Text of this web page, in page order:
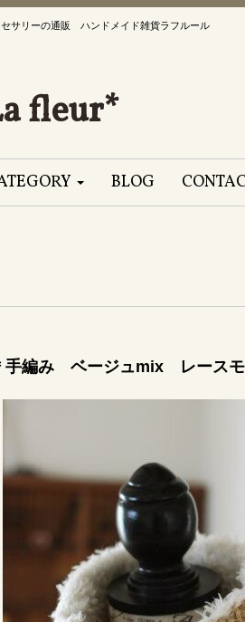
サリーの通販 ハンドメイド雑貨ラフルール
fleur*
BLOG
手編み ベージュmix レース